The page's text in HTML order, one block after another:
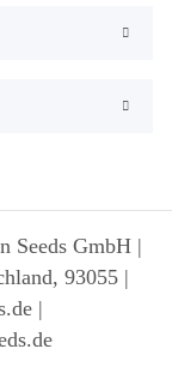
Seeds GmbH |
93055 |
|